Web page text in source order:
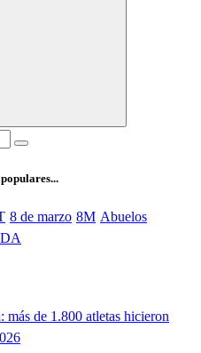
8 de marzo 8M Abuelos